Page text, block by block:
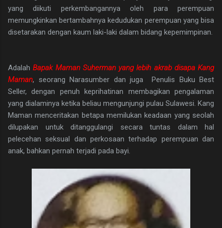
yang diikuti perkembangannya oleh para perempuan
memungkinkan bertambahnya kedudukan perempuan yang bisa
disetarakan dengan kaum laki-laki dalam bidang kepemimpinan.
Adalah Bapak Maman Suherman yang lebih akrab disapa Kang
Maman, seorang Narasumber dan juga Penulis Buku Best
Seller, dengan penuh keprihatinan membagikan pengalaman
yang dialaminya ketika beliau mengunjungi pulau Sulawesi. Kang
Maman menceritakan betapa memilukan keadaan yang seolah
dilupakan untuk ditanggulangi secara tuntas dalam hal
pelecehan seksual dan perkosaan terhadap perempuan dan
anak, bahkan pernah terjadi pada bayi.